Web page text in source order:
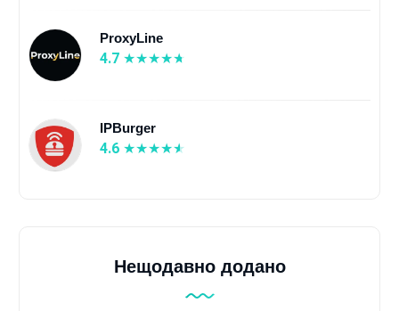
ProxyLine
4.7
IPBurger
4.6
Нещодавно додано